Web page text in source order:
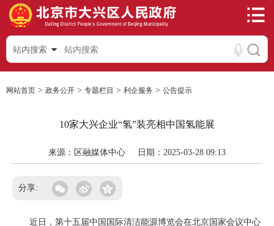
站内搜索
网站首页 > 政务公开 > 专题栏目 > 利企服务 > 公告提示
10家大兴企业“氢”装亮相中国氢能展
来源：区融媒体中心 日期：2025-03-28 09:13
分享:
近日，第十五届中国国际清洁能源博览会在北京国家会议中心